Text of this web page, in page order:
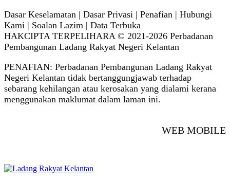
Dasar Keselamatan | Dasar Privasi | Penafian | Hubungi
Kami | Soalan Lazim | Data Terbuka
HAKCIPTA TERPELIHARA © 2021-2026 Perbadanan
Pembangunan Ladang Rakyat Negeri Kelantan
PENAFIAN: Perbadanan Pembangunan Ladang Rakyat
Negeri Kelantan tidak bertanggungjawab terhadap
sebarang kehilangan atau kerosakan yang dialami kerana
menggunakan maklumat dalam laman ini.
WEB MOBILE